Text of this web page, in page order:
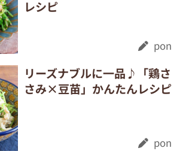
レシピ
pon
リーズナブルに一品♪「鶏さ
さみ×豆苗」かんたんレシピ
pon